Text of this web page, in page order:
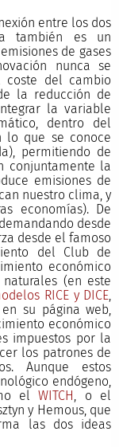
entre los dos
también es un
de gases
nunca se
del cambio
la reducción de
la variable
dentro del
lo que se conoce
permitiendo de
conjuntamente la
emisiones de
nuestro clima, y
economías). De
desde
desde el famoso
del Club de
económico
(en este
RICE y DICE,
su página web,
económico
impuestos por la
los patrones de
Aunque estos
endógeno,
elWITCH, o el
y Hemous, que
las dos ideas